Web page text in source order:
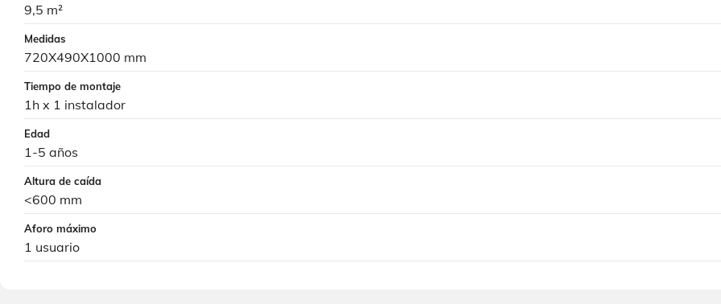
9,5 m²
Medidas
720X490X1000 mm
Tiempo de montaje
1h x 1 instalador
Edad
1-5 años
Altura de caída
<600 mm
Aforo máximo
1 usuario